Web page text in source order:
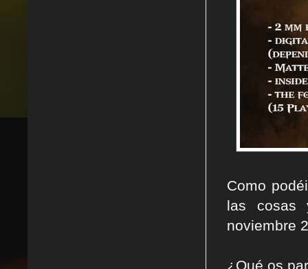
Como
las cosas
noviembre
¿Qué os